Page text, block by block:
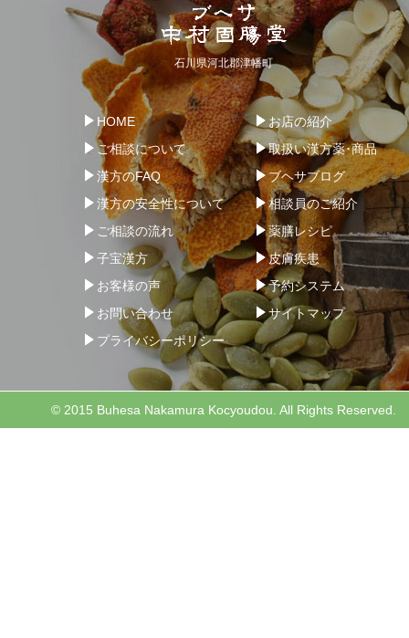
石川県河北郡津幡町
HOME
お店の紹介
ご相談について
取扱い漢方薬･商品
漢方のFAQ
ブヘサブログ
漢方の安全性について
相談員のご紹介
ご相談の流れ
薬膳レシピ
子宝漢方
皮膚疾患
お客様の声
予約システム
お問い合わせ
サイトマップ
プライバシーポリシー
© 2015 Buhesa Nakamura Kocyoudou. All Rights Reserved.